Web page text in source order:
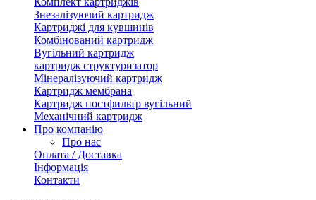
Знезалізуючий картридж
Картриджі для кувшинів
Комбінований картридж
Вугільний картридж
картридж структуризатор
Мінералізуючий картридж
Картридж мембрана
Картридж постфильтр вугільний
Механічний картридж
Про компанію
Про нас
Оплата / Доставка
Інформація
Контакти